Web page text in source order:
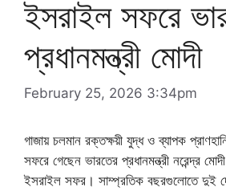
ইসরাইল সফরে
প্রধানমন্ত্রী মোদী
February 25, 2026 3:34pm
গাজায় চলমান রক্তক্ষয়ী যুদ্ধ ও ব্যাপক
সফরে গেছেন ভারতের প্রধানমন্ত্রী নরেন্দ্র
ইসরাইল সফর। সাম্প্রতিক বছরগুলোতে দুই